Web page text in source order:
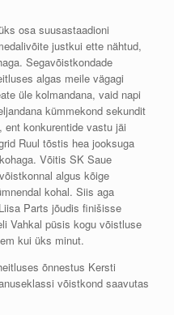
osa suusastaadioni
justkui ette nähtud,
Segavõistkondade
algas meile vägagi
üle kolmandana, vaid napi
kümmekond sekundit
konkurentide vastu jäi
Ruul tõstis hea jooksuga
Võitis SK Saue
algus kõige
kohal. Siis aga
Parts jõudis finišisse
Vahkal püsis kogu võistluse
kui üks minut.
õnnestus Kersti
võistkond saavutas